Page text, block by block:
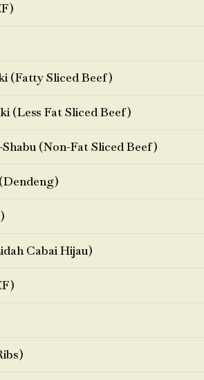
(Fatty Sliced Beef)
(Less Fat Sliced Beef)
(Non-Fat Sliced Beef)
Cabai Hijau)